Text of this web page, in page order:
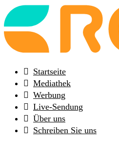
Back
to
frontpage
Startseite
Mediathek
Werbung
Live-Sendung
Über uns
Schreiben Sie uns